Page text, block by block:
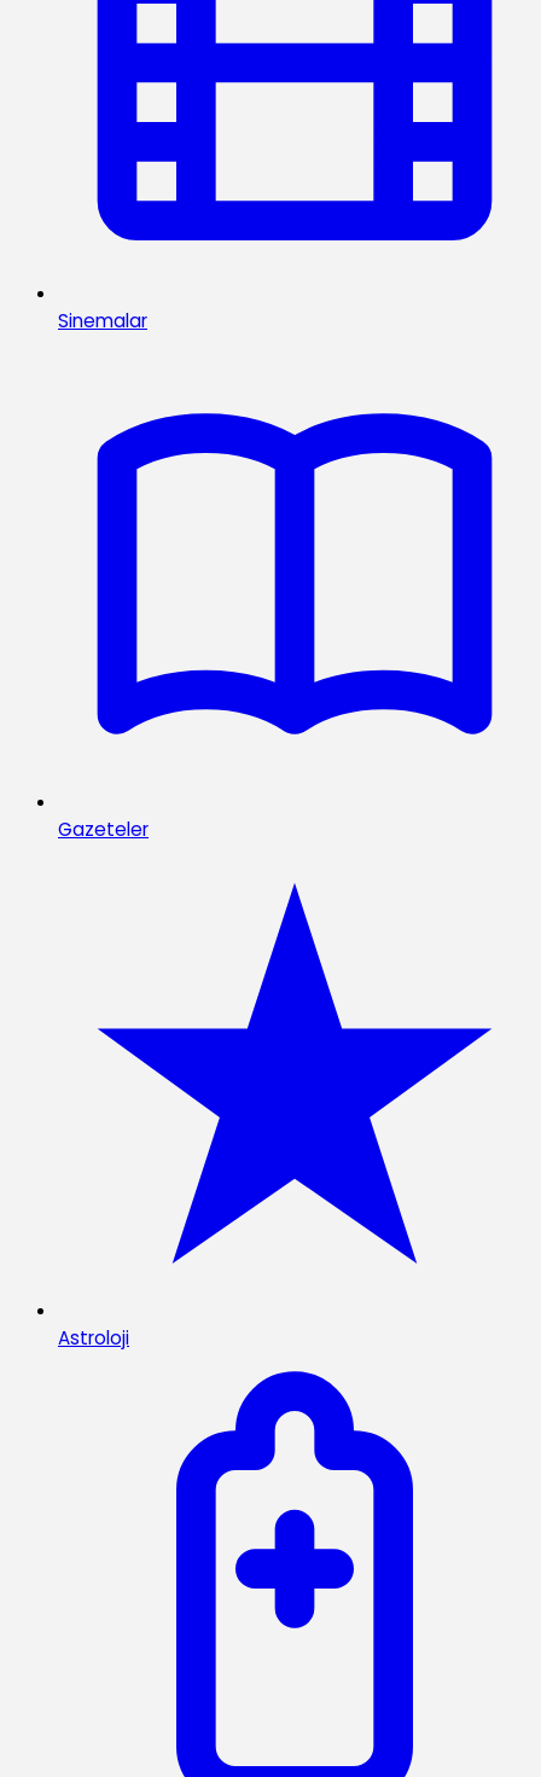
Sinemalar
Gazeteler
Astroloji